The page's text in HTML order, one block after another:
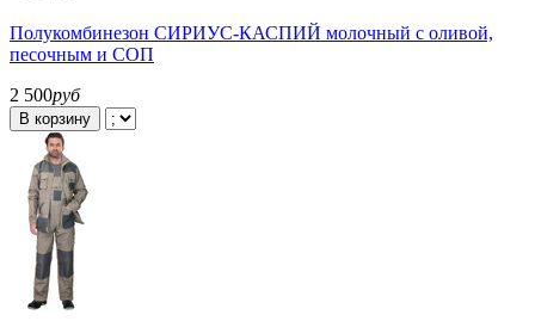
Полукомбинезон СИРИУС-КАСПИЙ молочный с оливой,
песочным и СОП
2 500руб
В корзину